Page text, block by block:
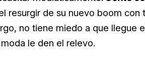
resurgir de su nuevo boom con
no tiene miedo a que llegue
le den el relevo.